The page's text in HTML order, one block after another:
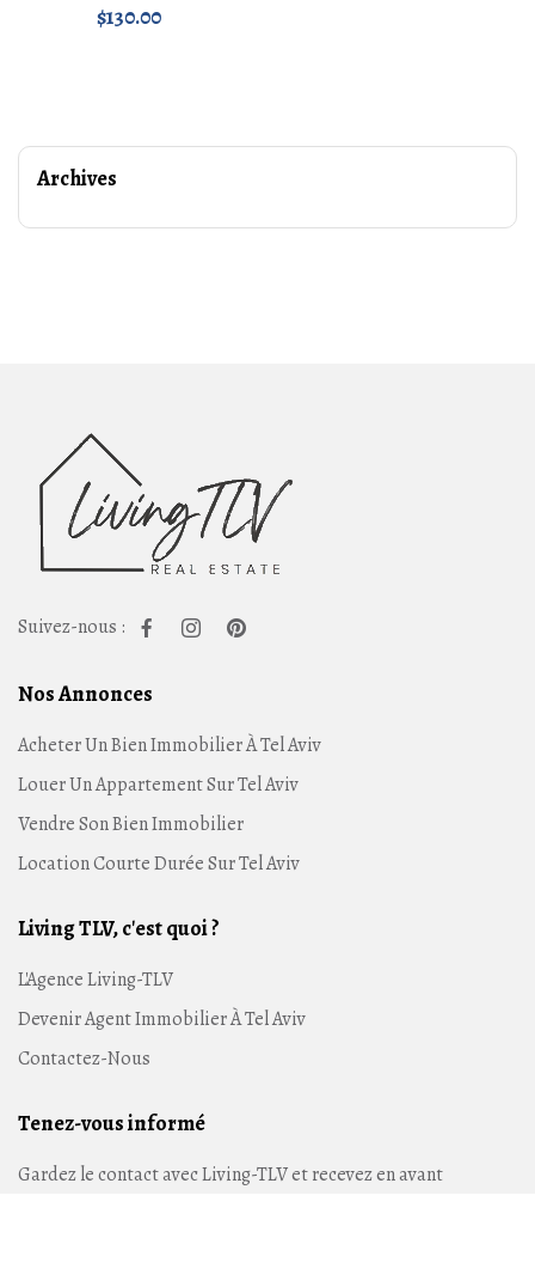
$130.00
Archives
Suivez-nous :
Nos Annonces
Acheter Un Bien Immobilier À Tel Aviv
Louer Un Appartement Sur Tel Aviv
Vendre Son Bien Immobilier
Location Courte Durée Sur Tel Aviv
Living TLV, c'est quoi ?
L'Agence Living-TLV
Devenir Agent Immobilier À Tel Aviv
Contactez-Nous
Tenez-vous informé
Gardez le contact avec Living-TLV et recevez en avant